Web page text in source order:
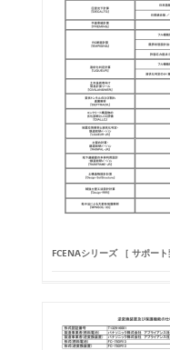
FCENAシリーズ ［ サポー